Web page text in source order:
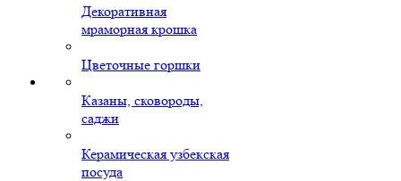
Декоративная
мраморная крошка
Цветочные горшки
Казаны, сковороды,
саджи
Керамическая узбекская
посуда